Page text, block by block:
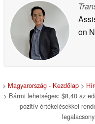
on
> Magyarország - Kezdőlap >
> Bármi lehetséges: $8,40 az
pozitív értékelésekkel